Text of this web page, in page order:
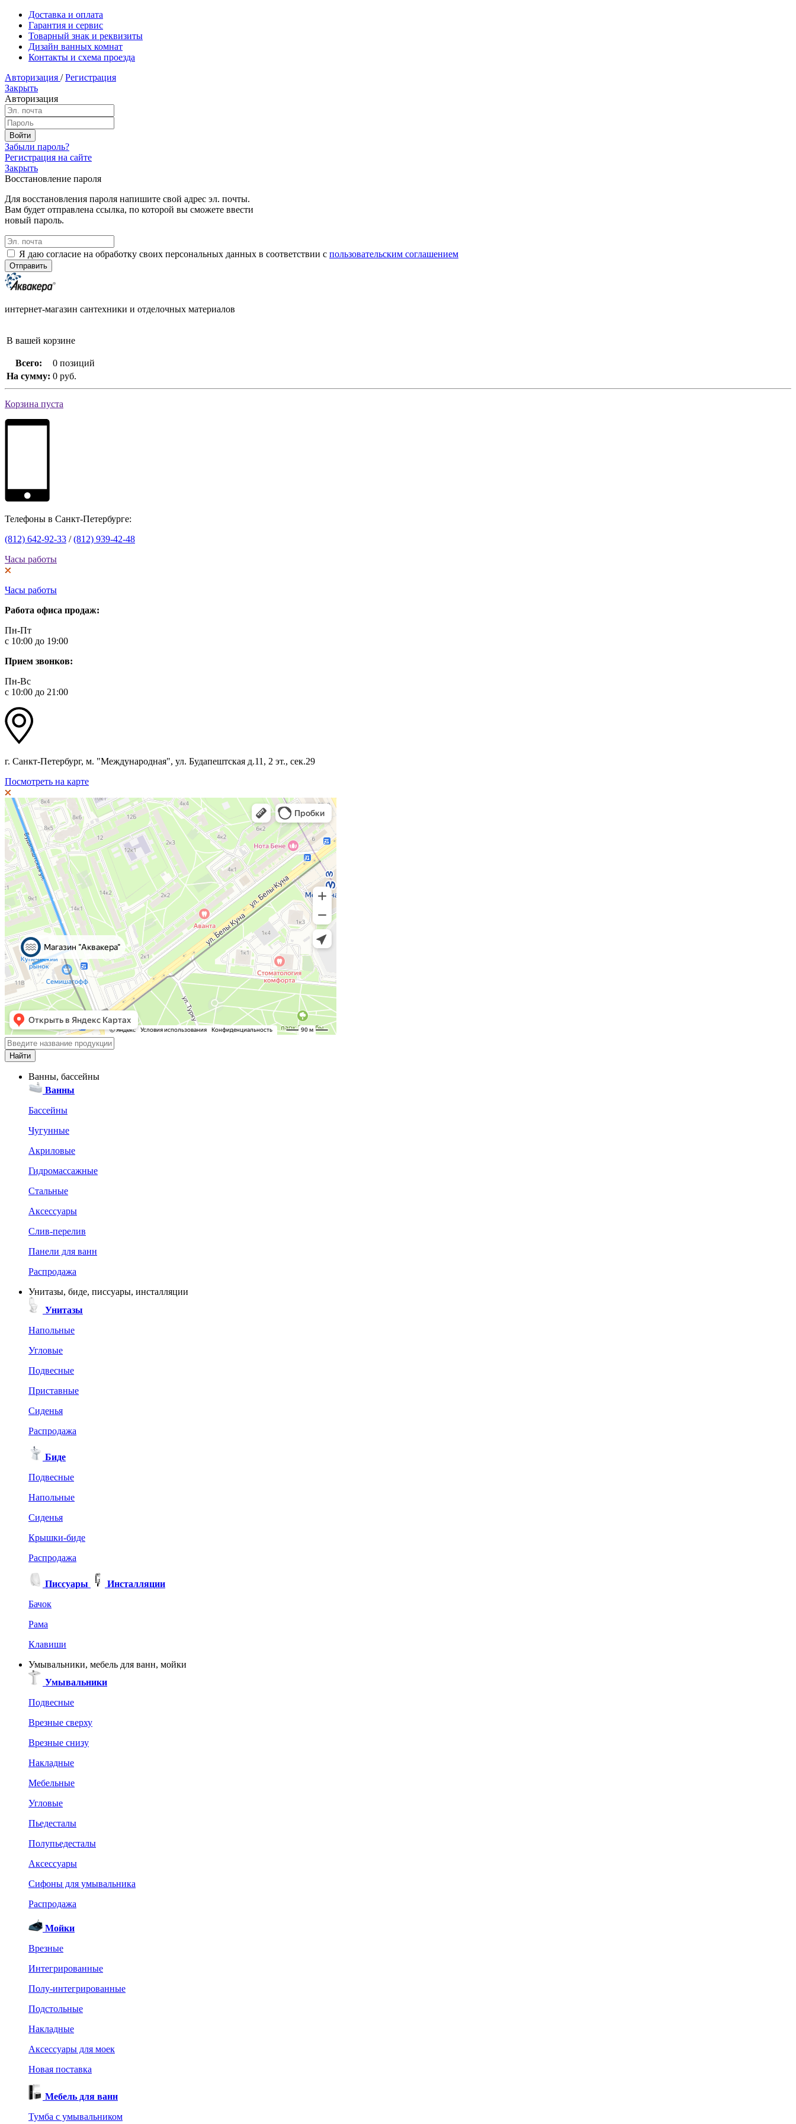
Доставка и оплата
Гарантия и сервис
Товарный знак и реквизиты
Дизайн ванных комнат
Контакты и схема проезда
Авторизация / Регистрация
Закрыть
Авторизация
Забыли пароль?
Регистрация на сайте
Закрыть
Восстановление пароля
Для восстановления пароля напишите свой адрес эл. почты.
Вам будет отправлена ссылка, по которой вы сможете ввести
новый пароль.
Я даю согласие на обработку своих персональных данных в соответствии с пользовательским соглашением
интернет-магазин сантехники и отделочных материалов
В вашей корзине
Всего:
0 позиций
На сумму: 0 руб.
Корзина пуста
Телефоны в Санкт-Петербурге:
(812) 642-92-33 /(812) 939-42-48
Часы работы
Часы работы
Работа офиса продаж:
Пн-Пт
с 10:00 до 19:00
Прием звонков:
Пн-Вс
с 10:00 до 21:00
г. Санкт-Петербург, м. "Международная", ул. Будапештская д.11, 2 эт., сек.29
Посмотреть на карте
Ванны, бассейны
Ванны
Бассейны
Чугунные
Акриловые
Гидромассажные
Стальные
Аксессуары
Слив-перелив
Панели для ванн
Распродажа
Унитазы, биде, писсуары, инсталляции
Унитазы
Напольные
Угловые
Подвесные
Приставные
Сиденья
Распродажа
Биде
Подвесные
Напольные
Сиденья
Крышки-биде
Распродажа
Писсуары
Инсталляции
Бачок
Рама
Клавиши
Умывальники, мебель для ванн, мойки
Умывальники
Подвесные
Врезные сверху
Врезные снизу
Накладные
Мебельные
Угловые
Пьедесталы
Полупьедесталы
Аксессуары
Сифоны для умывальника
Распродажа
Мойки
Врезные
Интегрированные
Полу-интегрированные
Подстольные
Накладные
Аксессуары для моек
Новая поставка
Мебель для ванн
Тумба с умывальником